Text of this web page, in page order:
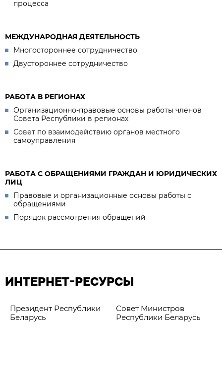
процесса
МЕЖДУНАРОДНАЯ ДЕЯТЕЛЬНОСТЬ
Многостороннее сотрудничество
Двустороннее сотрудничество
РАБОТА В РЕГИОНАХ
Организационно-правовые основы работы членов
Совета Республики в регионах
Совет по взаимодействию органов местного
самоуправления
РАБОТА С ОБРАЩЕНИЯМИ ГРАЖДАН И ЮРИДИЧЕСКИХ
ЛИЦ
Правовые и организационные основы работы с
обращениями
Порядок рассмотрения обращений
ИНТЕРНЕТ-РЕСУРСЫ
Президент Республики
Беларусь
Совет Министров
Республики Беларусь